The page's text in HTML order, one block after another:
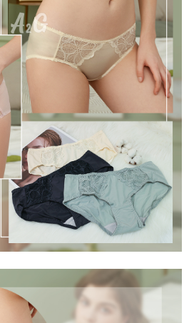
司提供之「AFTEE先享後付」服務完成之交
供個人資料，並將交易相關給付款項請求債
。
瀏覽以下網址：
法定代理人或監護人之同意方可使用
意申辦者引起之損失，本公司不負相關責
，將依據個別帳號之用戶狀況，依本公司即
仍有額度不足之情形，本公司將視審查結果
用他人資訊註冊。若發現惡意使用之情形，
止該用戶之使用額度並採取法律行動。
含以上)免運費